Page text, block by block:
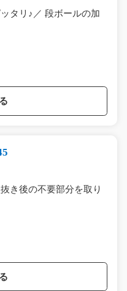
タリ♪／ 段ボールの加
き後の不要部分を取り